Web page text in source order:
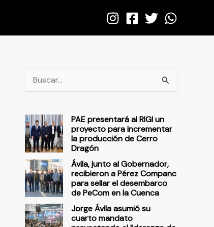
u
c
a
p
o
r
:
PAE presentará al RIGI un
proyecto para incrementar
la producción de Cerro
Dragón
Ávila, junto al Gobernador,
recibieron a Pérez Companc
para sellar el desembarco
de PeCom en la Cuenca
Jorge Ávila asumió su
cuarto mandato